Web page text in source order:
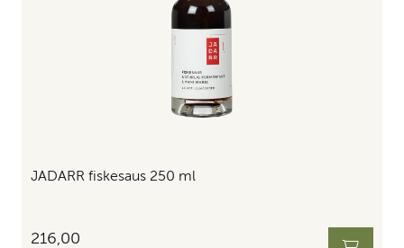
JADARR fiskesaus 250 ml
216,00